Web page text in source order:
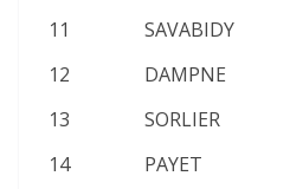
11
SAVABIDY
12
DAMPNE
13
SORLIER
14
PAYET